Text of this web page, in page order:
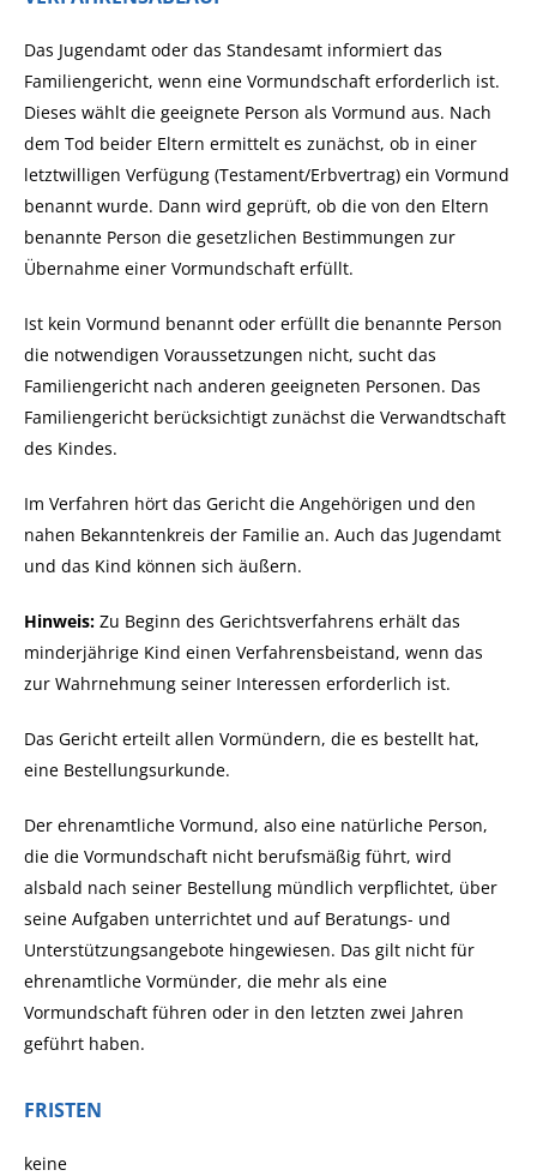
Das Jugendamt oder das Standesamt informiert das
Familiengericht, wenn eine Vormundschaft erforderlich ist.
Dieses wählt die geeignete Person als Vormund aus. Nach
dem Tod beider Eltern ermittelt es zunächst, ob in einer
letztwilligen Verfügung (Testament/Erbvertrag) ein Vormund
benannt wurde. Dann wird geprüft, ob die von den Eltern
benannte Person die gesetzlichen Bestimmungen zur
Übernahme einer Vormundschaft erfüllt.
Ist kein Vormund benannt oder erfüllt die benannte Person
die notwendigen Voraussetzungen nicht, sucht das
Familiengericht nach anderen geeigneten Personen. Das
Familiengericht berücksichtigt zunächst die Verwandtschaft
des Kindes.
Im Verfahren hört das Gericht die Angehörigen und den
nahen Bekanntenkreis der Familie an. Auch das Jugendamt
und das Kind können sich äußern.
Hinweis: Zu Beginn des Gerichtsverfahrens erhält das
minderjährige Kind einen Verfahrensbeistand, wenn das
zur Wahrnehmung seiner Interessen erforderlich ist.
Das Gericht erteilt allen Vormündern, die es bestellt hat,
eine Bestellungsurkunde.
Der ehrenamtliche Vormund, also eine natürliche Person,
die die Vormundschaft nicht berufsmäßig führt, wird
alsbald nach seiner Bestellung mündlich verpflichtet, über
seine Aufgaben unterrichtet und auf Beratungs- und
Unterstützungsangebote hingewiesen. Das gilt nicht für
ehrenamtliche Vormünder, die mehr als eine
Vormundschaft führen oder in den letzten zwei Jahren
geführt haben.
FRISTEN
keine